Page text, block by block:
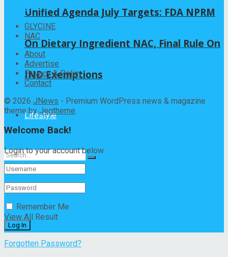
Unified Agenda July Targets: FDA NPRM
On Dietary Ingredient NAC, Final Rule On
IND Exemptions
Lifestyle
No Result
View All Result
Categories
GLYCINE
NAC
About
Advertise
Privacy & Policy
Contact
© 2026 JNews - Premium WordPress news & magazine
theme by Jegtheme.
Welcome Back!
Login to your account below
Remember Me
Forgotten Password?